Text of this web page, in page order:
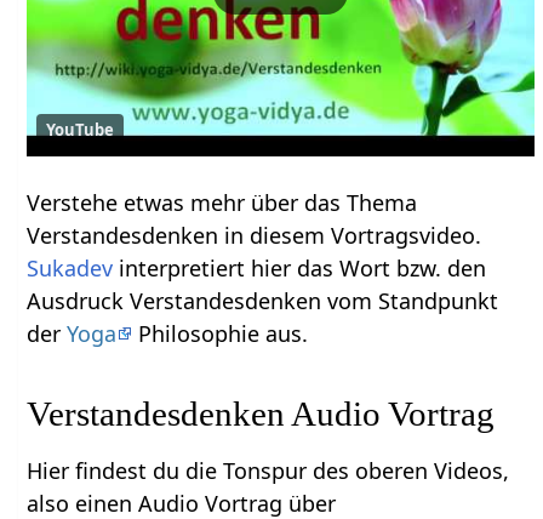
YouTube
Verstehe etwas mehr über das Thema
Verstandesdenken‏‎ in diesem Vortragsvideo.
Sukadev interpretiert hier das Wort bzw. den
Ausdruck Verstandesdenken‏‎ vom Standpunkt
derYoga Philosophie aus.
Verstandesdenken‏‎ Audio Vortrag
Hier findest du die Tonspur des oberen Videos,
also einen Audio Vortrag über